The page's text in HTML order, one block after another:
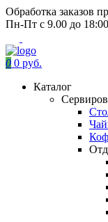
Обработка заказов
Пн-Пт с 9.00 до 18:00
0 0 руб.
Каталог